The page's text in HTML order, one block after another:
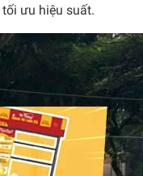
ưu hiệu suất.